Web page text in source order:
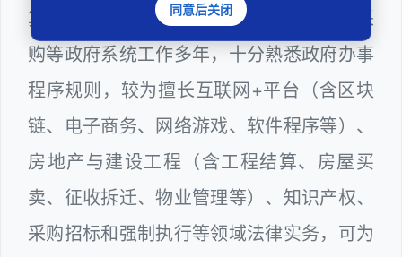
算机信息网络安全员，在建筑工务、政府采
购等政府系统工作多年，十分熟悉政府办事
程序规则，较为擅长互联网+平台（含区块
链、电子商务、网络游戏、软件程序等）、
房地产与建设工程（含工程结算、房屋买
卖、征收拆迁、物业管理等）、知识产权、
采购招标和强制执行等领域法律实务，可为
同意后关闭